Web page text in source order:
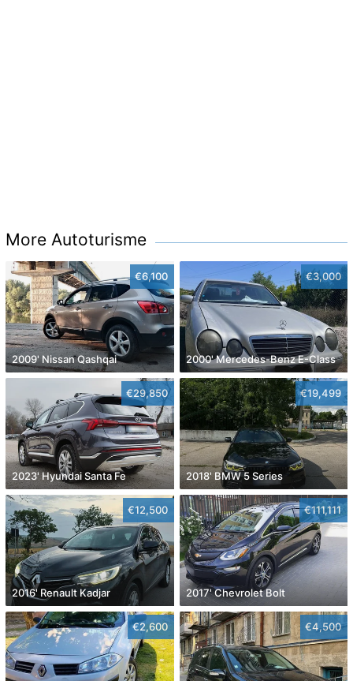
More Autoturisme
€6,100
2009' Nissan Qashqai
€3,000
2000' Mercedes-Benz E-Class
€29,850
2023' Hyundai Santa Fe
€19,499
2018' BMW 5 Series
€12,500
2016' Renault Kadjar
€111,111
2017' Chevrolet Bolt
€2,600 €4,500